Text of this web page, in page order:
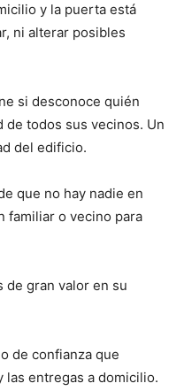
y la puerta está
ni alterar posibles
si desconoce quién
de todos sus vecinos. Un
del edificio.
que no hay nadie en
familiar o vecino para
de gran valor en su
de confianza que
entregas a domicilio.